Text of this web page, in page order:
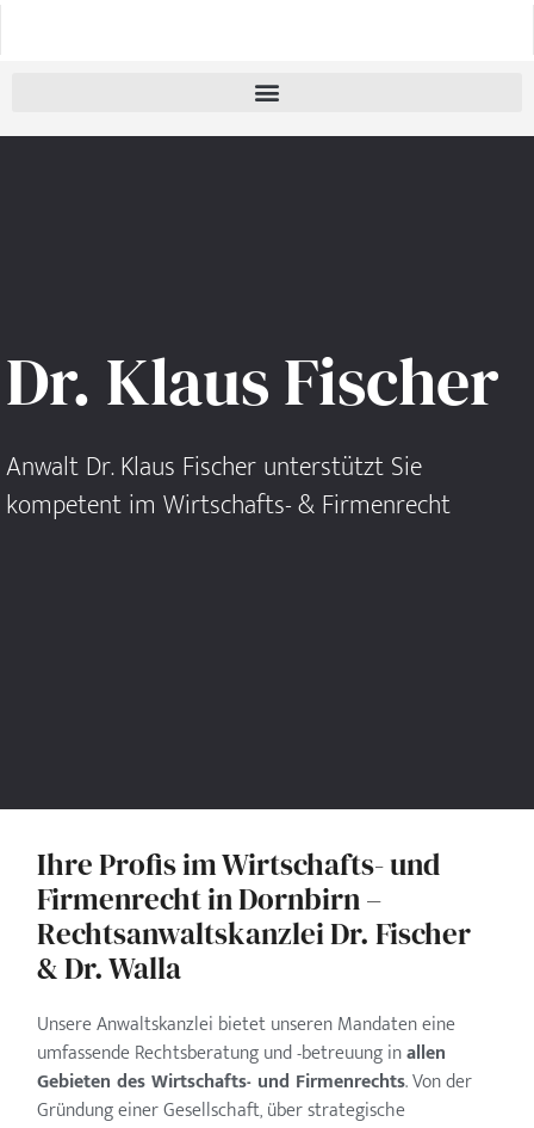
Dr. Klaus Fischer
Anwalt Dr. Klaus Fischer unterstützt Sie
kompetent im Wirtschafts- & Firmenrecht
Ihre Profis im Wirtschafts- und
Firmenrecht in Dornbirn –
Rechtsanwaltskanzlei Dr. Fischer
& Dr. Walla
Unsere Anwaltskanzlei bietet unseren Mandaten eine
umfassende Rechtsberatung und -betreuung inallen
Gebieten des Wirtschafts- und Firmenrechts. Von der
Gründung einer Gesellschaft, über strategische